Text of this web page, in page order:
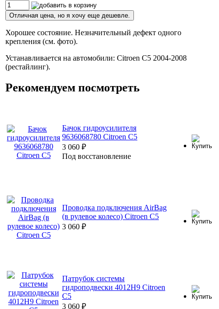
Отличная цена, но я хочу еще дешевле.
Хорошее состояние. Незначительный дефект одного
крепления (см. фото).
Устанавливается на автомобили: Citroen C5 2004-2008
(рестайлинг).
Рекомендуем посмотреть
Бачок гидроусилителя
9636068780 Citroen C5
3 060 ₽
Под восстановление
Проводка подключения AirBag
(в рулевое колесо) Citroen C5
3 060 ₽
Патрубок системы
гидроподвески 4012H9 Citroen
C5
3 060 ₽